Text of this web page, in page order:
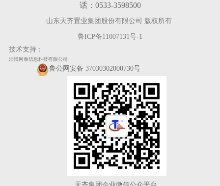
话：0533-3598500
山东天齐置业集团股份有限公司 版权所有
鲁ICP备11007131号-1
技术支持：
淄博网泰信息科技有限公司
鲁公网安备 37030302000730号